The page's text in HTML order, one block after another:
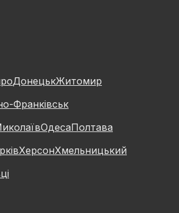
ДонецькЖитомир
Франківськ
ОдесаПолтава
ХерсонХмельницький